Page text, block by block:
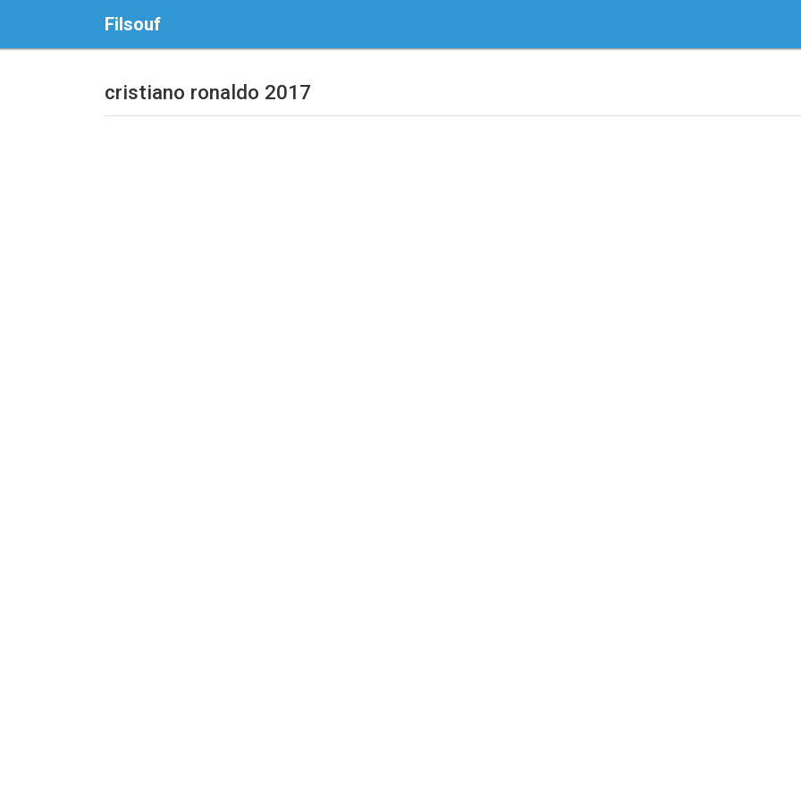
Filsouf
cristiano ronaldo 2017